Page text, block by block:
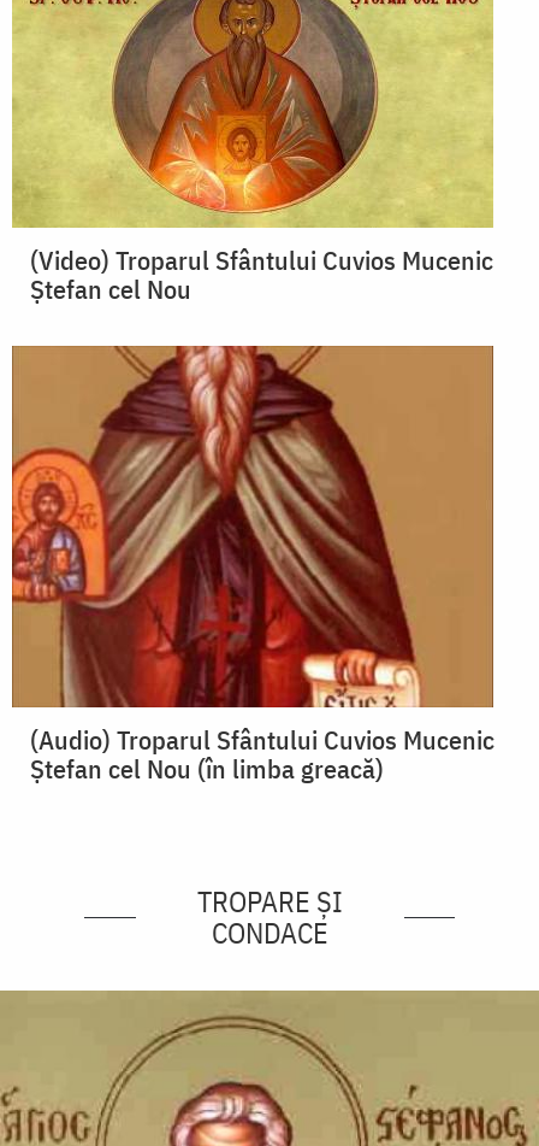
(Video) Troparul Sfântului Cuvios Mucenic
Ștefan cel Nou
(Audio) Troparul Sfântului Cuvios Mucenic
Ștefan cel Nou (în limba greacă)
TROPARE ȘI
CONDACE